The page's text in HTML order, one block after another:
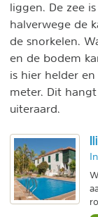
liggen. De zee
halverwege de
de snorkelen.
en de bodem
is hier helder
meter. Dit
uiteraard.